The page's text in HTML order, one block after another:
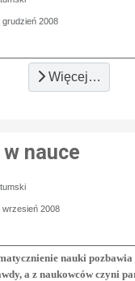
grudzień 2008
Więcej…
w nauce
wrzesień 2008
nauki
a z naukowców czyni